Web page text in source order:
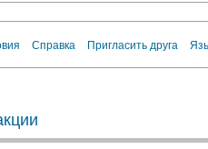
Справка Пригласить друга